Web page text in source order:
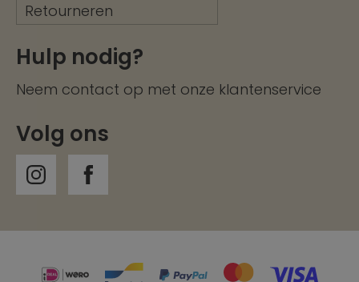
Retourneren
Hulp nodig?
Neem contact op met onze klantenservice
Volg ons